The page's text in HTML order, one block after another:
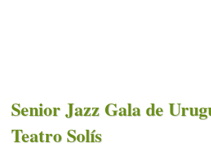
Senior Jazz Gala de
Teatro Solís